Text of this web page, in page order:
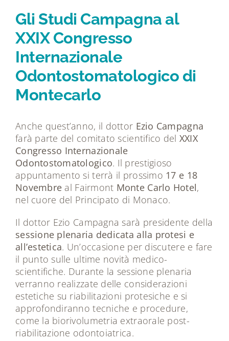
Dicono di noi
Magazine
Gli Studi Campagna al
XXIX Congresso
Internazionale
Odontostomatologico di
Montecarlo
Anche quest’anno, il dottor Ezio Campagna
farà parte del comitato scientifico del XXIX
Congresso Internazionale
Odontostomatologico. Il prestigioso
appuntamento si terrà il prossimo 17 e 18
Novembre al Fairmont Monte Carlo Hotel,
nel cuore del Principato di Monaco.
Il dottor Ezio Campagna sarà presidente della
sessione plenaria dedicata alla protesi e
all’estetica. Un’occasione per discutere e fare
il punto sulle ultime novità medico-
scientifiche. Durante la sessione plenaria
verranno realizzate delle considerazioni
estetiche su riabilitazioni protesiche e si
approfondiranno tecniche e procedure,
come la biorivolumetria extraorale post-
riabilitazione odontoiatrica.